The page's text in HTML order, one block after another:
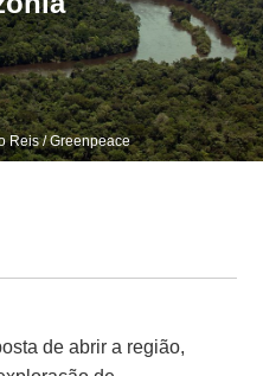
Reis / Greenpeace
de abrir a região,